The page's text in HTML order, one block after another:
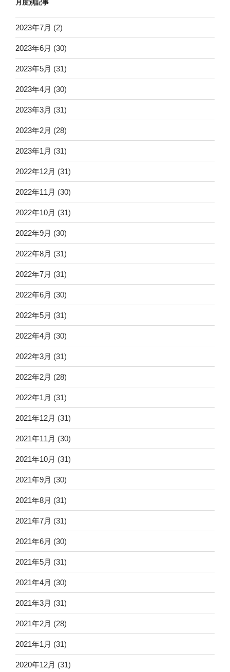
月度別記事
2023年7月 (2)
2023年6月 (30)
2023年5月 (31)
2023年4月 (30)
2023年3月 (31)
2023年2月 (28)
2023年1月 (31)
2022年12月 (31)
2022年11月 (30)
2022年10月 (31)
2022年9月 (30)
2022年8月 (31)
2022年7月 (31)
2022年6月 (30)
2022年5月 (31)
2022年4月 (30)
2022年3月 (31)
2022年2月 (28)
2022年1月 (31)
2021年12月 (31)
2021年11月 (30)
2021年10月 (31)
2021年9月 (30)
2021年8月 (31)
2021年7月 (31)
2021年6月 (30)
2021年5月 (31)
2021年4月 (30)
2021年3月 (31)
2021年2月 (28)
2021年1月 (31)
2020年12月 (31)